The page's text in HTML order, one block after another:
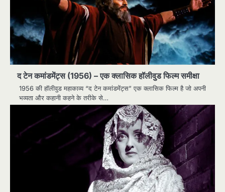
द टेन कमांडमेंट्स (1956) – एक क्लासिक हॉलीवुड फिल्म समीक्षा
1956 की हॉलीवुड महाकाव्य “द टेन कमांडमेंट्स” एक क्लासिक फिल्म है जो अपनी
भव्यता और कहानी कहने के तरीके से…